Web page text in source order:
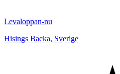
Levaloppan-nu
Hisings Backa, Sverige